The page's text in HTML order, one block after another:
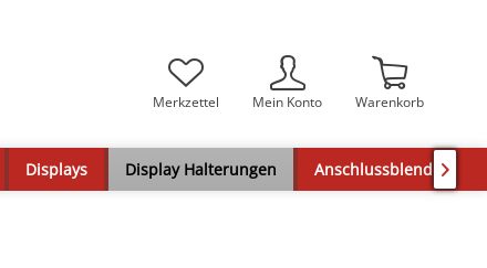
Merkzettel Mein Konto Warenkorb
Displays Display Halterungen Anschlussblenden
